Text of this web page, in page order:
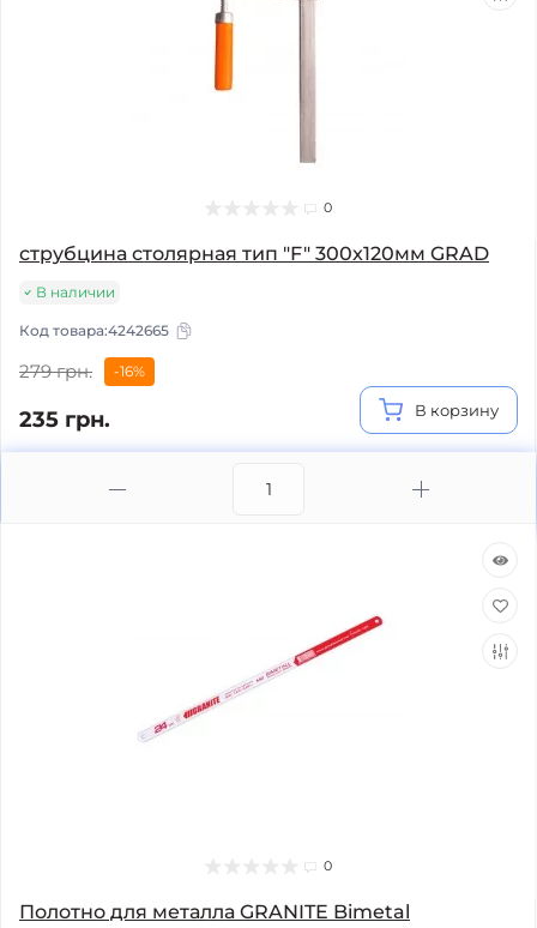
0
струбцина столярная тип "F" 300x120мм GRAD
В наличии
Код товара:4242665
279 грн. -16%
235 грн. В корзину
0
Полотно для металла GRANITE Bimetal